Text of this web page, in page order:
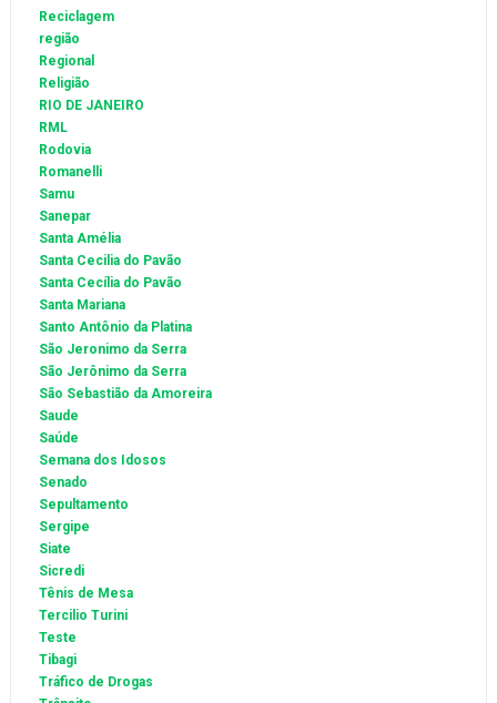
Reciclagem
região
Regional
Religião
RIO DE JANEIRO
RML
Rodovia
Romanelli
Samu
Sanepar
Santa Amélia
Santa Cecilia do Pavão
Santa Cecília do Pavão
Santa Mariana
Santo Antônio da Platina
São Jeronimo da Serra
São Jerônimo da Serra
São Sebastião da Amoreira
Saude
Saúde
Semana dos Idosos
Senado
Sepultamento
Sergipe
Siate
Sicredi
Tênis de Mesa
Tercilio Turini
Teste
Tibagi
Tráfico de Drogas